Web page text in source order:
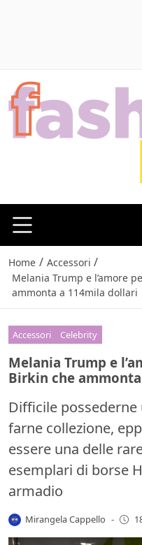
Home / Accessori /
Melania Trump e l’amore
ammonta a 114mila dollari
Accessori Celebrity
Melania Trump e
Birkin che
Difficile
farne collezione,
essere una delle
esemplari di borse
armadio
Mirangela Cappello -